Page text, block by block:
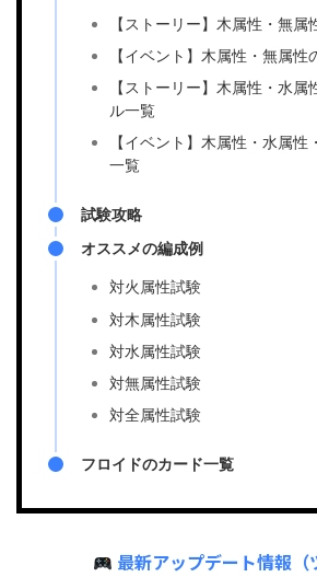
【ストーリー】木属性・無属
【イベント】木属性・無属性
【ストーリー】木属性・水属
ル一覧
【イベント】木属性・水属
一覧
試験攻略
オススメの編成例
対火属性試験
対木属性試験
対水属性試験
対無属性試験
対全属性試験
フロイドのカード一覧
最新アップデート情報（